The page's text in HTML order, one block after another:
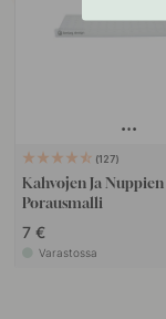
127
Kahvojen Ja Nuppien
Porausmalli
7 €
Varastossa